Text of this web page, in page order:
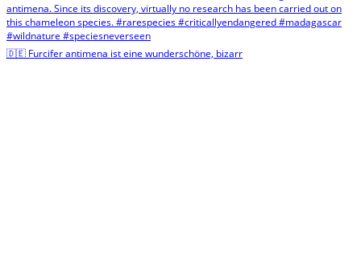
🇩🇪 Furcifer antimena ist eine wunderschöne, bizarr